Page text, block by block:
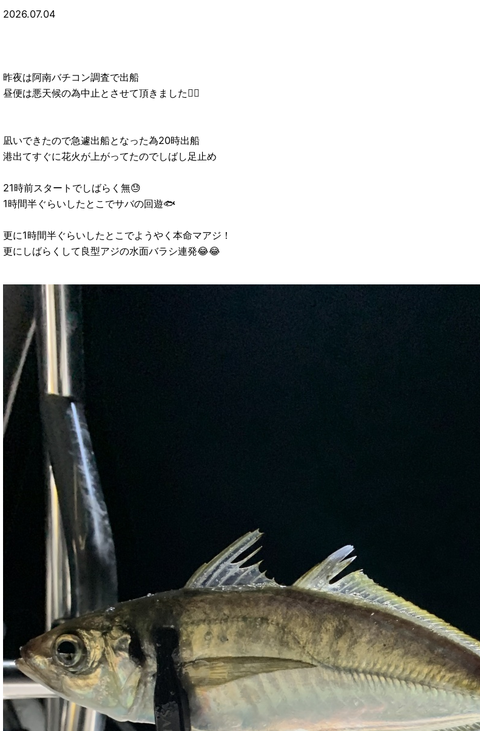
2026.07.04
昨夜は阿南バチコン調査で出船
昼便は悪天候の為中止とさせて頂きました🙇‍♂️
凪いできたので急遽出船となった為20時出船
港出てすぐに花火が上がってたのでしばし足止め
21時前スタートでしばらく無😓
1時間半ぐらいしたとこでサバの回遊🐟
更に1時間半ぐらいしたとこでようやく本命マアジ！
更にしばらくして良型アジの水面バラシ連発😂😂